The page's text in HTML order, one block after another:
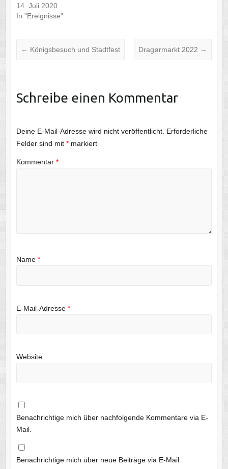
14. Juli 2020
In "Ereignisse"
← Königsbesuch und Stadtfest Dragørmarkt 2022 →
Schreibe einen Kommentar
Deine E-Mail-Adresse wird nicht veröffentlicht. Erforderliche
Felder sind mit *markiert
Kommentar *
Name *
E-Mail-Adresse *
Website
Benachrichtige mich über nachfolgende Kommentare via E-
Mail.
Benachrichtige mich über neue Beiträge via E-Mail.